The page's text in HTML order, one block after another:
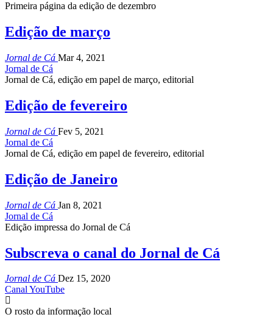
Primeira página da edição de dezembro
Edição de março
Jornal de Cá Mar 4, 2021
Jornal de Cá
Jornal de Cá, edição em papel de março, editorial
Edição de fevereiro
Jornal de Cá Fev 5, 2021
Jornal de Cá
Jornal de Cá, edição em papel de fevereiro, editorial
Edição de Janeiro
Jornal de Cá Jan 8, 2021
Jornal de Cá
Edição impressa do Jornal de Cá
Subscreva o canal do Jornal de Cá
Jornal de Cá Dez 15, 2020
Canal YouTube
O rosto da informação local